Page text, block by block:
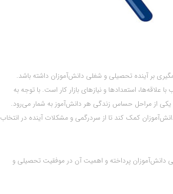
بر آینده تحصیلی و شغلی دانش‌آموزان داشته باشد.
استعدادها و نیازهای بازار کار است. با توجه به
یکی از مراحل حساس زندگی هر دانش‌آموز به شمار می‌رود.
کمک کند تا از سردرگمی و مشکلات آینده در انتخاب
پرداخته و اهمیت آن در موفقیت تحصیلی و